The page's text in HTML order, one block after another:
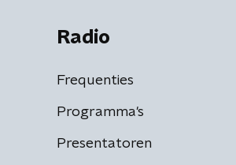
Radio
Frequenties
Programma's
Presentatoren